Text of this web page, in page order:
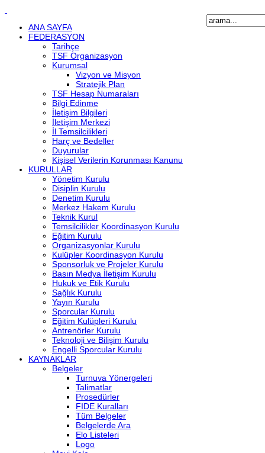
ANA SAYFA
FEDERASYON
Tarihçe
TSF Organizasyon
Kurumsal
Vizyon ve Misyon
Stratejik Plan
TSF Hesap Numaraları
Bilgi Edinme
İletişim Bilgileri
İletişim Merkezi
İl Temsilcilikleri
Harç ve Bedeller
Duyurular
Kişisel Verilerin Korunması Kanunu
KURULLAR
Yönetim Kurulu
Disiplin Kurulu
Denetim Kurulu
Merkez Hakem Kurulu
Teknik Kurul
Temsilcilikler Koordinasyon Kurulu
Eğitim Kurulu
Organizasyonlar Kurulu
Kulüpler Koordinasyon Kurulu
Sponsorluk ve Projeler Kurulu
Basın Medya İletişim Kurulu
Hukuk ve Etik Kurulu
Sağlık Kurulu
Yayın Kurulu
Sporcular Kurulu
Eğitim Kulüpleri Kurulu
Antrenörler Kurulu
Teknoloji ve Bilişim Kurulu
Engelli Sporcular Kurulu
KAYNAKLAR
Belgeler
Turnuva Yönergeleri
Talimatlar
Prosedürler
FIDE Kuralları
Tüm Belgeler
Belgelerde Ara
Elo Listeleri
Logo